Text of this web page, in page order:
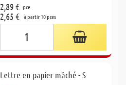
2,89 € pce
2,65 € à partir 10 pces
Lettre en papier mâché - S